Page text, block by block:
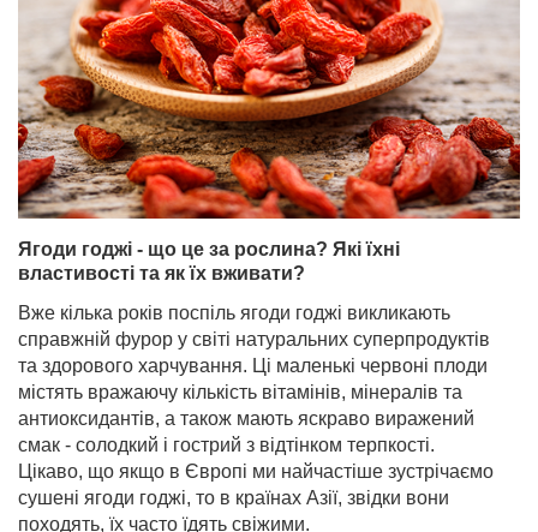
Ягоди годжі - що це за рослина? Які їхні
властивості та як їх вживати?
Вже кілька років поспіль ягоди годжі викликають
справжній фурор у світі натуральних суперпродуктів
та здорового харчування. Ці маленькі червоні плоди
містять вражаючу кількість вітамінів, мінералів та
антиоксидантів, а також мають яскраво виражений
смак - солодкий і гострий з відтінком терпкості.
Цікаво, що якщо в Європі ми найчастіше зустрічаємо
сушені ягоди годжі, то в країнах Азії, звідки вони
походять, їх часто їдять свіжими.